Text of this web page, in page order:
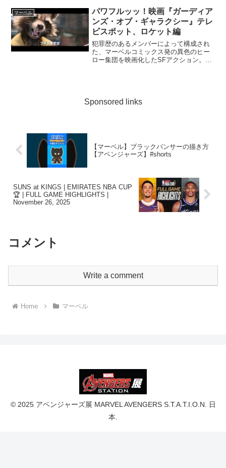
マーベル
パワフルッッ！映画『ガーディア
ンズ・オブ・ギャラクシー』テレ
ビスポット、ロケット編
犯罪歴のあるメンバーによって構成され
た、マーベルコミックス発の異色のヒー
ロー集団を映画化したSFアクション。無
Sponsored links
【マーベル】ブラックパンサーの描き方
【アベンジャーズ】#shorts
SUNS at KINGS | EMIRATES NBA CUP
🏆 | FULL GAME HIGHLIGHTS |
November 26, 2025
コメント
Write a comment
Home マーベル
© 2025 アベンジャーズ展 MARVEL AVENGERS S.T.A.T.I.O.N. 日
本.